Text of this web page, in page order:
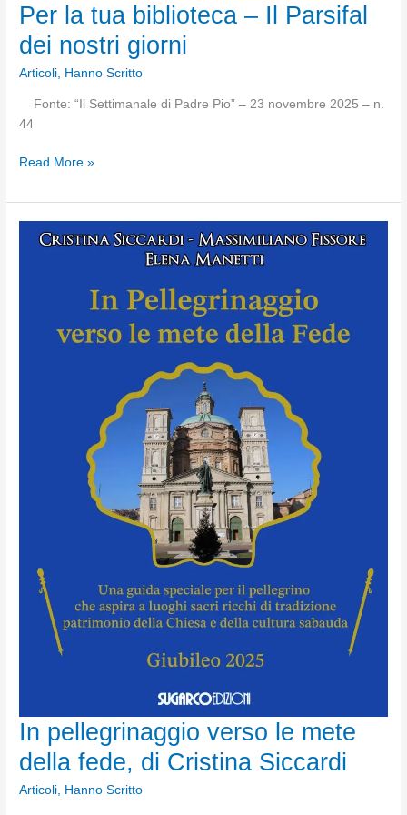
Per la tua biblioteca – Il Parsifal
dei nostri giorni
Articoli, Hanno Scritto
Fonte: “Il Settimanale di Padre Pio” – 23 novembre 2025 – n.
44
Per
tua
biblioteca
Read More »
In pellegrinaggio verso le mete
della fede, di Cristina Siccardi
Articoli, Hanno Scritto